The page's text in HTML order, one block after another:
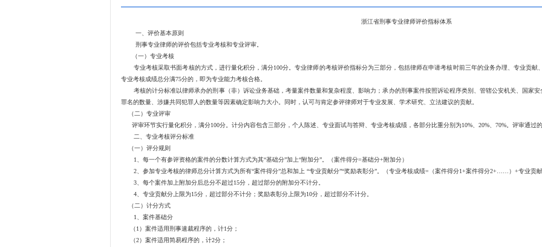
浙江省刑事专业律师评价指标体系
一、评价基本原则
刑事专业律师的评价包括专业考核和专业评审。
（一）专业考核
专业考核采取书面考核的方式，进行量化积分，满分100分。专业律师的考核评价指标分为三部分，包括律师在申请考核时前三年的业务办理、专业贡献
专业考核成绩总分满75分的，即为专业能力考核合格。
考核的计分标准以律师承办的刑事（非）诉讼业务基础，考量案件数量和复杂程度、影响力；承办的刑事案件按照诉讼程序类别、管辖公安机关、国家
罪名的数量、涉嫌共同犯罪人的数量等因素确定影响力大小。同时，认可与肯定参评律师对于专业发展、学术研究、立法建议的贡献。
（二）专业评审
评审环节实行量化积分，满分100分。计分内容包含三部分，个人陈述、专业面试与答辩、专业考核成绩，各部分比重分别为10%、20%、70%。评审通过的
二、专业考核评分标准
（一）评分规则
1、每一个有参评资格的案件的分数计算方式为其“基础分”加上“附加分”。（案件得分=基础分+附加分）
2、参加专业考核的律师总分计算方式为所有“案件得分”总和加上 “专业贡献分”“奖励表彰分”。（专业考核成绩=（案件得分1+案件得分2+……）+专业贡献
3、每个案件加上附加分后总分不超过15分，超过部分的附加分不计分。
4、专业贡献分上限为15分，超过部分不计分；奖励表彰分上限为10分，超过部分不计分。
（二）计分方式
1、案件基础分
（1）案件适用刑事速裁程序的，计1分；
（2）案件适用简易程序的，计2分；